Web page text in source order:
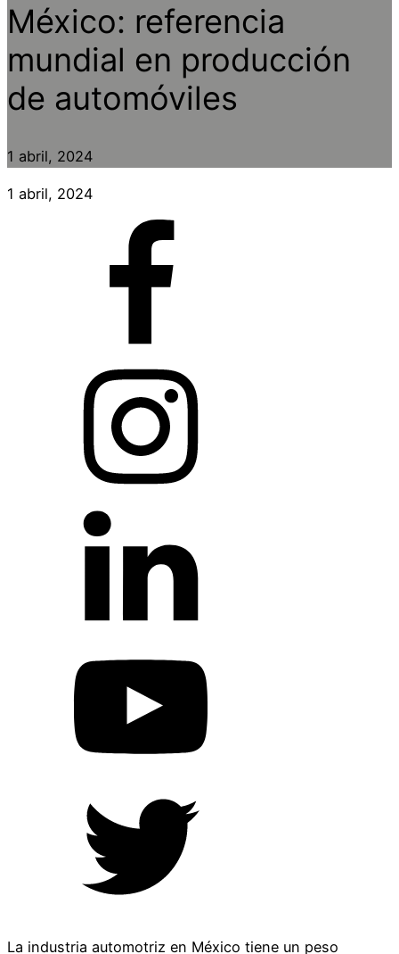
México: referencia
mundial en producción
de automóviles
1 abril, 2024
1 abril, 2024
La industria automotriz en México tiene un peso